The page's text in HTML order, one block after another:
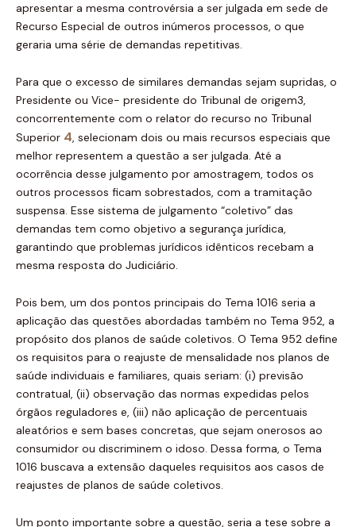
apresentar a mesma controvérsia a ser julgada em sede de
Recurso Especial de outros inúmeros processos, o que
geraria uma série de demandas repetitivas.
Para que o excesso de similares demandas sejam supridas, o
Presidente ou Vice- presidente do Tribunal de origem3,
concorrentemente com o relator do recurso no Tribunal
Superior 4, selecionam dois ou mais recursos especiais que
melhor representem a questão a ser julgada. Até a
ocorrência desse julgamento por amostragem, todos os
outros processos ficam sobrestados, com a tramitação
suspensa. Esse sistema de julgamento “coletivo” das
demandas tem como objetivo a segurança jurídica,
garantindo que problemas jurídicos idênticos recebam a
mesma resposta do Judiciário.
Pois bem, um dos pontos principais do Tema 1016 seria a
aplicação das questões abordadas também no Tema 952, a
propósito dos planos de saúde coletivos. O Tema 952 define
os requisitos para o reajuste de mensalidade nos planos de
saúde individuais e familiares, quais seriam: (i) previsão
contratual, (ii) observação das normas expedidas pelos
órgãos reguladores e, (iii) não aplicação de percentuais
aleatórios e sem bases concretas, que sejam onerosos ao
consumidor ou discriminem o idoso. Dessa forma, o Tema
1016 buscava a extensão daqueles requisitos aos casos de
reajustes de planos de saúde coletivos.
Um ponto importante sobre a questão, seria a tese sobre a